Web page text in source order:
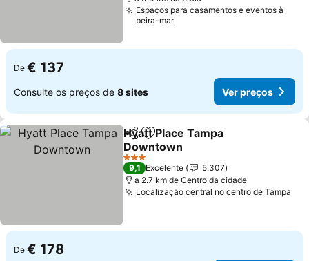
Espaços para casamentos e eventos à
beira-mar
De € 137
Consulte os preços de 8 sites Ver preços
PartilharAdicionar aos favoritos
Hyatt Place Tampa
Downtown
3 Estrelas
9,1 Excelente
5.307
a 2.7 km de Centro da cidade
Localização central no centro de Tampa
De € 178